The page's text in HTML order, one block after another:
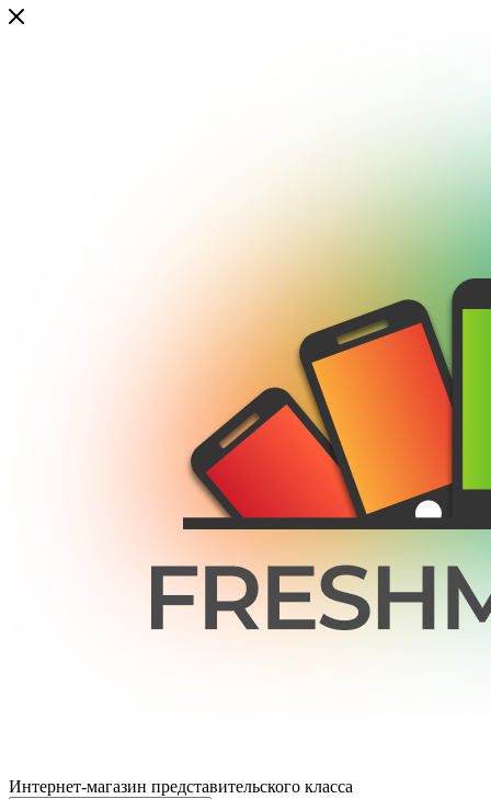
Интернет-магазин представительского класса